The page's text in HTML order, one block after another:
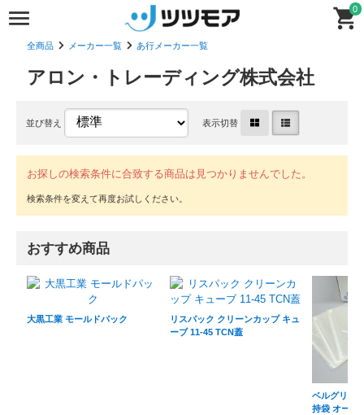
0
全商品 メーカー一覧 あ行メーカー一覧
アロン・トレーディング株式会社
並び替え 表示切替
お探しの検索条件に合致する商品は見つかりませんでした。
おすすめ商品
大黒工業 モールドパック
リスパック クリーンカップ キュ
ーブ 11-45 TCN蓋
ベルグリー
持袋 オーラ